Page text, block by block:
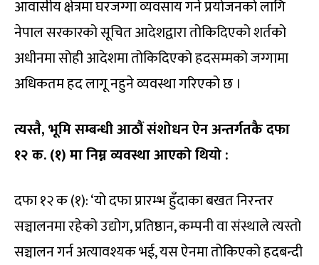
आवासीय क्षेत्रमा घरजग्गा व्यवसाय गर्ने प्रयोजनको लागि
नेपाल सरकारको सूचित आदेशद्वारा तोकिदिएको शर्तको
अधीनमा सोही आदेशमा तोकिदिएको हदसम्मको जग्गामा
अधिकतम हद लागू नहुने व्यवस्था गरिएको छ ।
त्यस्तै, भूमि सम्बन्धी आठौं संशोधन ऐन अन्तर्गतकै दफा
१२ क. (१) मा निम्न व्यवस्था आएको थियो :
दफा १२ क (१): ‘यो दफा प्रारम्भ हुँदाका बखत निरन्तर
सञ्चालनमा रहेको उद्योग, प्रतिष्ठान, कम्पनी वा संस्थाले त्यस्तो
सञ्चालन गर्न अत्यावश्यक भई, यस ऐनमा तोकिएको हदबन्दी